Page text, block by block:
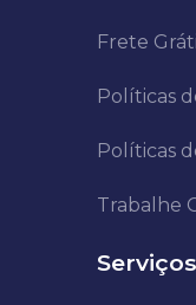
Frete
Políticas
Políticas
Trabalhe
Serviços